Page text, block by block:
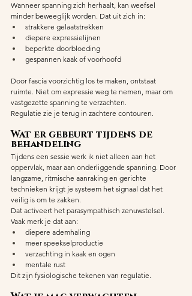
Wanneer spanning zich herhaalt, kan weefsel
minder beweeglijk worden. Dat uit zich in:
strakkere gelaatstrekken
diepere expressielijnen
beperkte doorbloeding
gespannen kaak of voorhoofd
Door fascia voorzichtig los te maken, ontstaat
ruimte. Niet om expressie weg te nemen, maar om
vastgezette spanning te verzachten.
Regulatie zie je terug in zachtere contouren.
Wat er gebeurt tijdens de
behandeling
Tijdens een sessie werk ik niet alleen aan het
oppervlak, maar aan onderliggende spanning. Door
langzame, ritmische aanraking en gerichte
technieken krijgt je systeem het signaal dat het
veilig is om te zakken.
Dat activeert het parasympathisch zenuwstelsel.
Vaak merk je dat aan:
diepere ademhaling
meer speekselproductie
verzachting in kaak en ogen
mentale rust
Dit zijn fysiologische tekenen van regulatie.